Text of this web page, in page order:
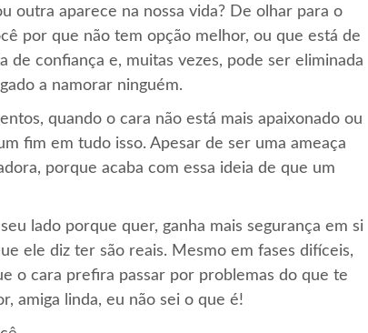
outra aparece na nossa vida? De olhar para o
por que não tem opção melhor, ou que está de
de confiança e, muitas vezes, pode ser eliminada
a namorar ninguém.
quando o cara não está mais apaixonado ou
fim em tudo isso. Apesar de ser uma ameaça
porque acaba com essa ideia de que um
lado porque quer, ganha mais segurança em si
ele diz ter são reais. Mesmo em fases difíceis,
o cara prefira passar por problemas do que te
amiga linda, eu não sei o que é!